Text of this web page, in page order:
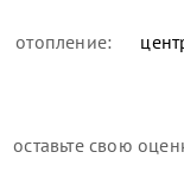
отопление:
оставьте свою